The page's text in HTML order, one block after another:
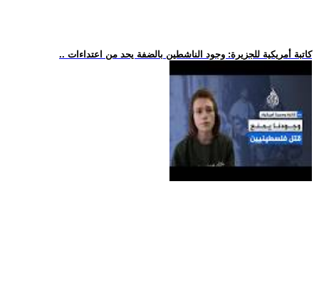
.. كاتبة أمريكية للجزيرة: وجود الناشطين بالضفة يحد من اعتداءات